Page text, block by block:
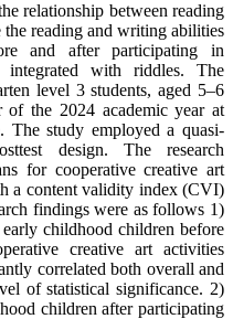
relationship between reading
reading and writing abilities
and after participating in
integrated with riddles. The
level 3 students, aged 5–6
of the 2024 academic year at
The study employed a quasi-
design. The research
for cooperative creative art
a content validity index (CVI)
findings were as follows 1)
childhood children before
creative art activities
correlated both overall and
of statistical significance. 2)
children after participating